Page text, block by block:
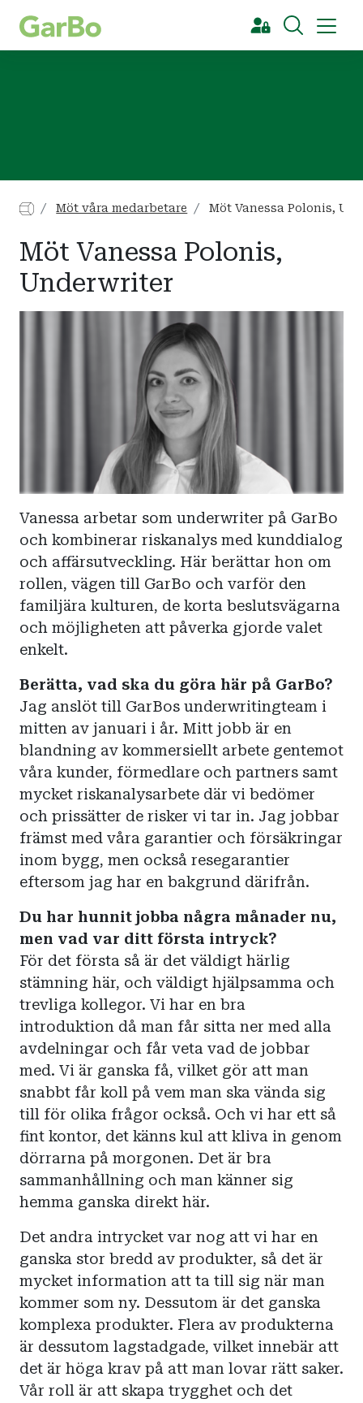
[Sök]
Möt våra medarbetare Möt Vanessa Polonis,
Möt Vanessa Polonis,
Underwriter
Vanessa arbetar som underwriter på GarBo
och kombinerar riskanalys med kunddialog
och affärsutveckling. Här berättar hon om
rollen, vägen till GarBo och varför den
familjära kulturen, de korta beslutsvägarna
och möjligheten att påverka gjorde valet
enkelt.
Berätta, vad ska du göra här på GarBo?
Jag anslöt till GarBos underwritingteam i
mitten av januari i år. Mitt jobb är en
blandning av kommersiellt arbete gentemot
våra kunder, förmedlare och partners samt
mycket riskanalysarbete där vi bedömer
och prissätter de risker vi tar in. Jag jobbar
främst med våra garantier och försäkringar
inom bygg, men också resegarantier
eftersom jag har en bakgrund därifrån.
Du har hunnit jobba några månader nu,
men vad var ditt första intryck?
För det första så är det väldigt härlig
stämning här, och väldigt hjälpsamma och
trevliga kollegor. Vi har en bra
introduktion då man får sitta ner med alla
avdelningar och får veta vad de jobbar
med. Vi är ganska få, vilket gör att man
snabbt får koll på vem man ska vända sig
till för olika frågor också. Och vi har ett så
fint kontor, det känns kul att kliva in genom
dörrarna på morgonen. Det är bra
sammanhållning och man känner sig
hemma ganska direkt här.
Det andra intrycket var nog att vi har en
ganska stor bredd av produkter, så det är
mycket information att ta till sig när man
kommer som ny. Dessutom är det ganska
komplexa produkter. Flera av produkterna
är dessutom lagstadgade, vilket innebär att
det är höga krav på att man lovar rätt saker.
Vår roll är att skapa trygghet och det